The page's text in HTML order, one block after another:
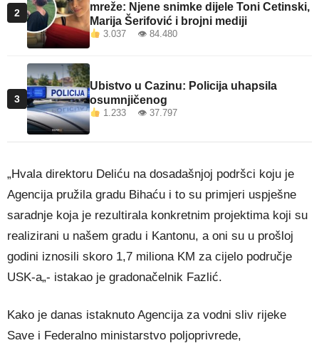
2
mreže: Njene snimke dijele Toni Cetinski,
Marija Šerifović i brojni mediji
3.037 👁 84.480
3
Ubistvo u Cazinu: Policija uhapsila
osumnjičenog
1.233 👁 37.797
„Hvala direktoru Deliću na dosadašnjoj podršci koju je
Agencija pružila gradu Bihaću i to su primjeri uspješne
saradnje koja je rezultirala konkretnim projektima koji su
realizirani u našem gradu i Kantonu, a oni su u prošloj
godini iznosili skoro 1,7 miliona KM za cijelo područje
USK-a„- istakao je gradonačelnik Fazlić.
Kako je danas istaknuto Agencija za vodni sliv rijeke
Save i Federalno ministarstvo poljoprivrede,